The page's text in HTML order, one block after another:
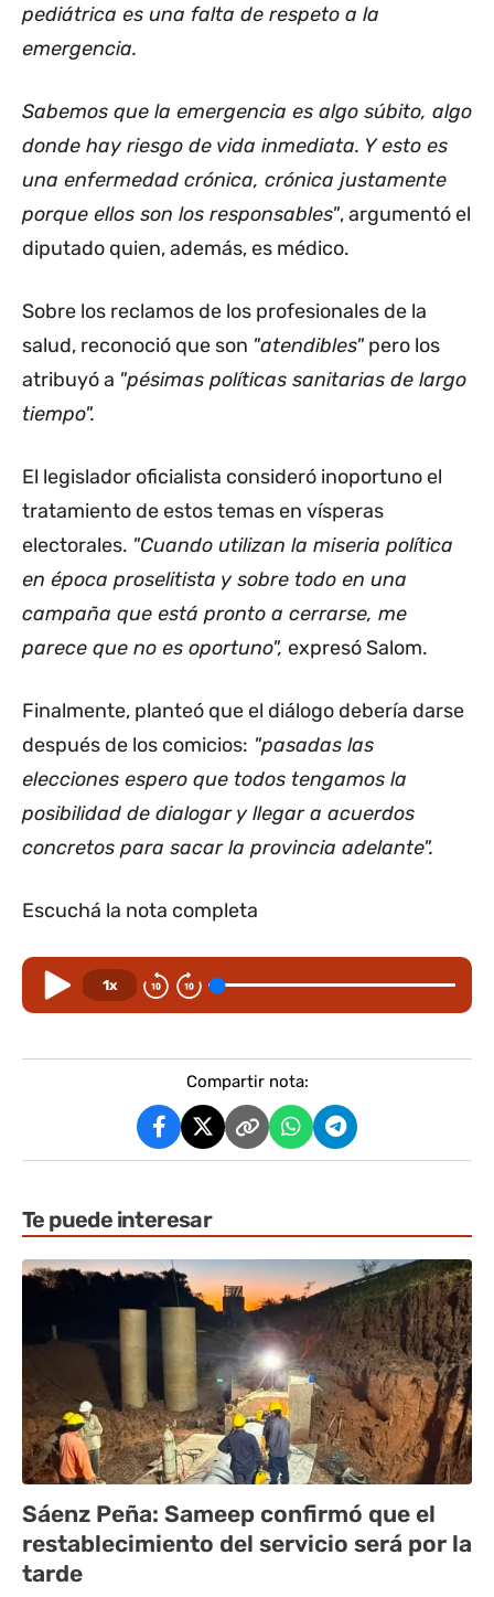
pediátrica es una falta de respeto a la
emergencia.
Sabemos que la emergencia es algo súbito, algo
donde hay riesgo de vida inmediata. Y esto es
una enfermedad crónica, crónica justamente
porque ellos son los responsables", argumentó el
diputado quien, además, es médico.
Sobre los reclamos de los profesionales de la
salud, reconoció que son "atendibles" pero los
atribuyó a "pésimas políticas sanitarias de largo
tiempo".
El legislador oficialista consideró inoportuno el
tratamiento de estos temas en vísperas
electorales. "Cuando utilizan la miseria política
en época proselitista y sobre todo en una
campaña que está pronto a cerrarse, me
parece que no es oportuno", expresó Salom.
Finalmente, planteó que el diálogo debería darse
después de los comicios: "pasadas las
elecciones espero que todos tengamos la
posibilidad de dialogar y llegar a acuerdos
concretos para sacar la provincia adelante".
Escuchá la nota completa
1x
Compartir nota:
Te puede interesar
Sáenz Peña: Sameep confirmó que el
restablecimiento del servicio será por la
tarde